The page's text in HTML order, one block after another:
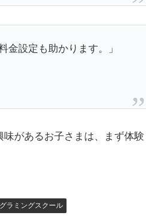
金設定も助かります。」
があるお子さまは、まず体験
ラミングスクール